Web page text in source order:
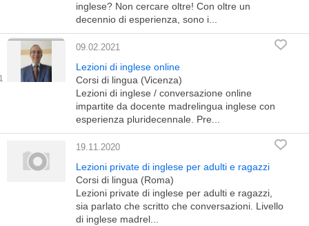
inglese? Non cercare oltre! Con oltre un
decennio di esperienza, sono i...
09.02.2021
Lezioni di inglese online
Corsi di lingua (Vicenza)
Lezioni di inglese / conversazione online
impartite da docente madrelingua inglese con
esperienza pluridecennale. Pre...
19.11.2020
Lezioni private di inglese per adulti e ragazzi
Corsi di lingua (Roma)
Lezioni private di inglese per adulti e ragazzi,
sia parlato che scritto che conversazioni. Livello
di inglese madrel...